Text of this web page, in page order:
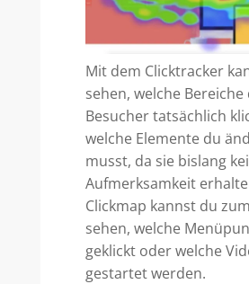
Mit dem Clicktracker
sehen, welche Bereiche
Besucher tatsächlich
welche Elemente du
musst, da sie bislang
Aufmerksamkeit
Clickmap kannst du
sehen, welche
geklickt oder welche
gestartet werden.